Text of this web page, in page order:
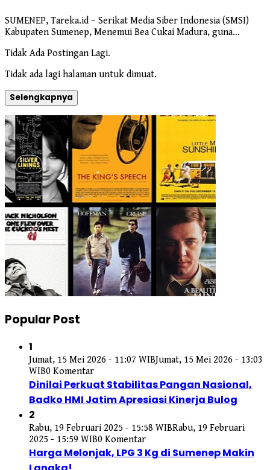
SUMENEP, Tareka.id – Serikat Media Siber Indonesia (SMSI)
Kabupaten Sumenep, Menemui Bea Cukai Madura, guna…
Tidak Ada Postingan Lagi.
Tidak ada lagi halaman untuk dimuat.
Selengkapnya
Popular Post
1
Jumat, 15 Mei 2026 - 11:07 WIBJumat, 15 Mei 2026 - 13:03
WIB0 Komentar
Dinilai Perkuat Stabilitas Pangan Nasional,
Badko HMI Jatim Apresiasi Kinerja Bulog
2
Rabu, 19 Februari 2025 - 15:58 WIBRabu, 19 Februari
2025 - 15:59 WIB0 Komentar
Harga Melonjak, LPG 3 Kg di Sumenep Makin